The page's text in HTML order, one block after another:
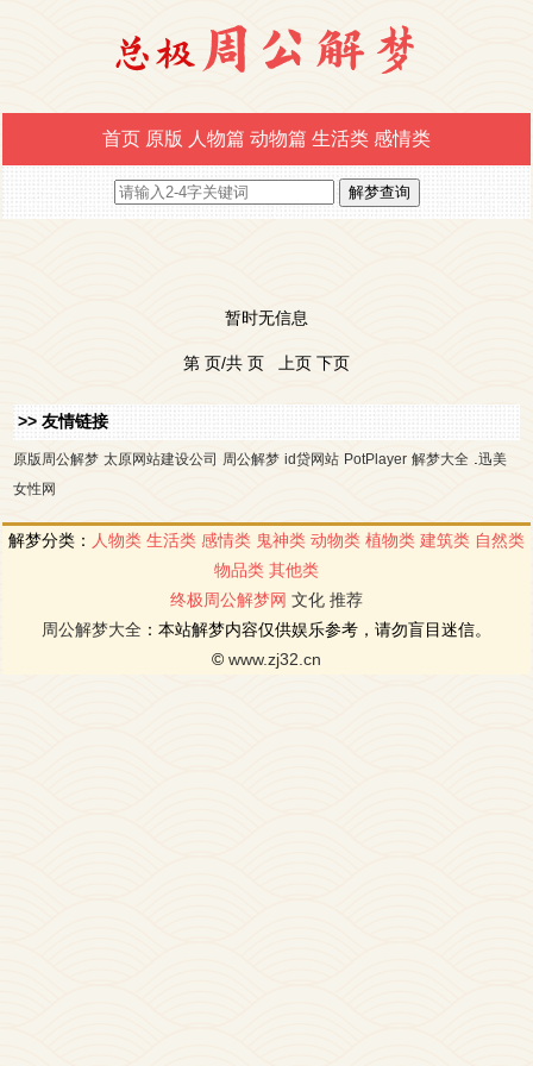
首页 原版 人物篇 动物篇 生活类 感情类
暂时无信息
第 页/共 页 上页 下页
>> 友情链接
原版周公解梦 太原网站建设公司 周公解梦 id贷网站 PotPlayer 解梦大全
迅美
女性网
解梦分类： 人物类 生活类 感情类 鬼神类 动物类 植物类 建筑类 自然类
物品类 其他类
终极周公解梦网 文化 推荐
周公解梦大全 ：本站解梦内容仅供娱乐参考，请勿盲目迷信。
© www.zj32.cn